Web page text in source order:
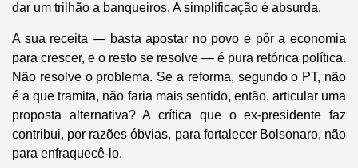
dar um trilhão a banqueiros. A simplificação é absurda.
A sua receita — basta apostar no povo e pôr a economia
para crescer, e o resto se resolve — é pura retórica política.
Não resolve o problema. Se a reforma, segundo o PT, não
é a que tramita, não faria mais sentido, então, articular uma
proposta alternativa? A crítica que o ex-presidente faz
contribui, por razões óbvias, para fortalecer Bolsonaro, não
para enfraquecê-lo.